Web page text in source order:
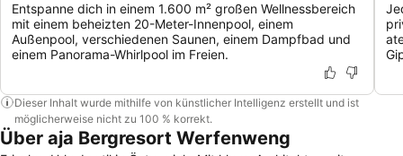
Entspanne dich in einem 1.600 m² großen Wellnessbereich
mit einem beheizten 20-Meter-Innenpool, einem
Außenpool, verschiedenen Saunen, einem Dampfbad und
einem Panorama-Whirlpool im Freien.
Dieser Inhalt wurde mithilfe von künstlicher Intelligenz erstellt und ist
möglicherweise nicht zu 100 % korrekt.
Über aja Bergresort Werfenweng